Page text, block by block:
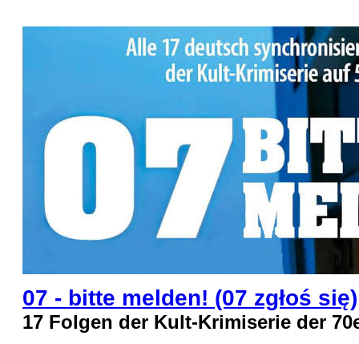
07 - bitte melden! (07 zgłoś się)
17 Folgen der Kult-Krimiserie der